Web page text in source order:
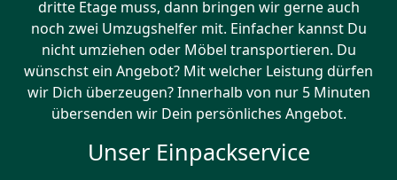
dritte Etage muss, dann bringen wir gerne auch
noch zwei Umzugshelfer mit. Einfacher kannst Du
nicht umziehen oder Möbel transportieren. Du
wünschst ein Angebot? Mit welcher Leistung dürfen
wir Dich überzeugen? Innerhalb von nur 5 Minuten
übersenden wir Dein persönliches Angebot.
Unser Einpackservice